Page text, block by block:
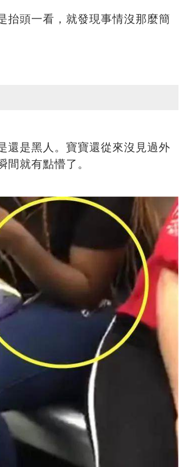
抬頭一看，就發現事情沒那麼簡
還是黑人。寶寶還從來沒見過外
就有點懵了。